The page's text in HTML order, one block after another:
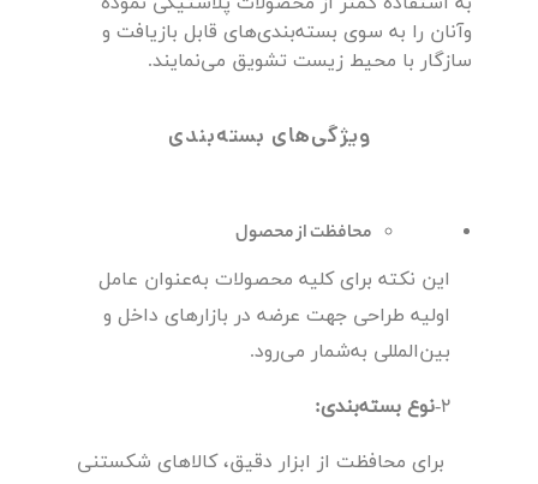
وآنان را به سوی بسته‌بندی‌های قابل بازیافت و
سازگار با محیط زیست تشویق می‌نمایند.
ویژگی‌های بسته‌بندی
محافظت از محصول
این نکته برای کلیه محصولات به‌عنوان عامل
اولیه طراحی جهت عرضه در بازارهای داخل و
بین‌المللی به‌شمار می‌رود.
2- نوع بسته‌بندی:
برای محافظت از ابزار دقیق، کالاهای شکستنی